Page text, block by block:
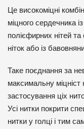
Це високоміцні
міцного сердечника
полієфирних нітей
ніток або із
Таке поєднання за
максимальну
застосування ціх
Усі нитки покрити
нитки у голці і тим